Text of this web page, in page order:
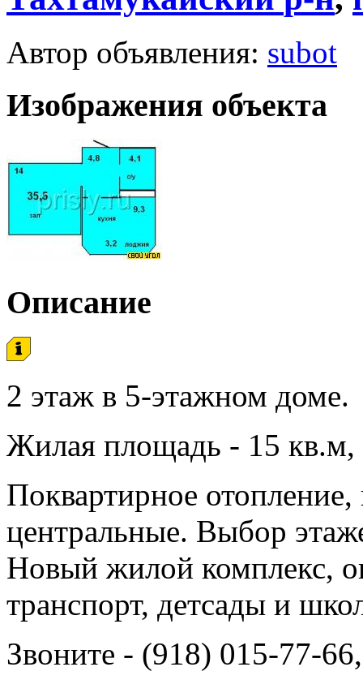
Автор объявления: subot
Изображения объекта
Описание
2 этаж в 5-этажном доме.
Жилая площадь - 15
Поквартирное
центральные. Выбор
Новый жилой комплекс,
транспорт, детсады и
Звоните - (918) 015-77-